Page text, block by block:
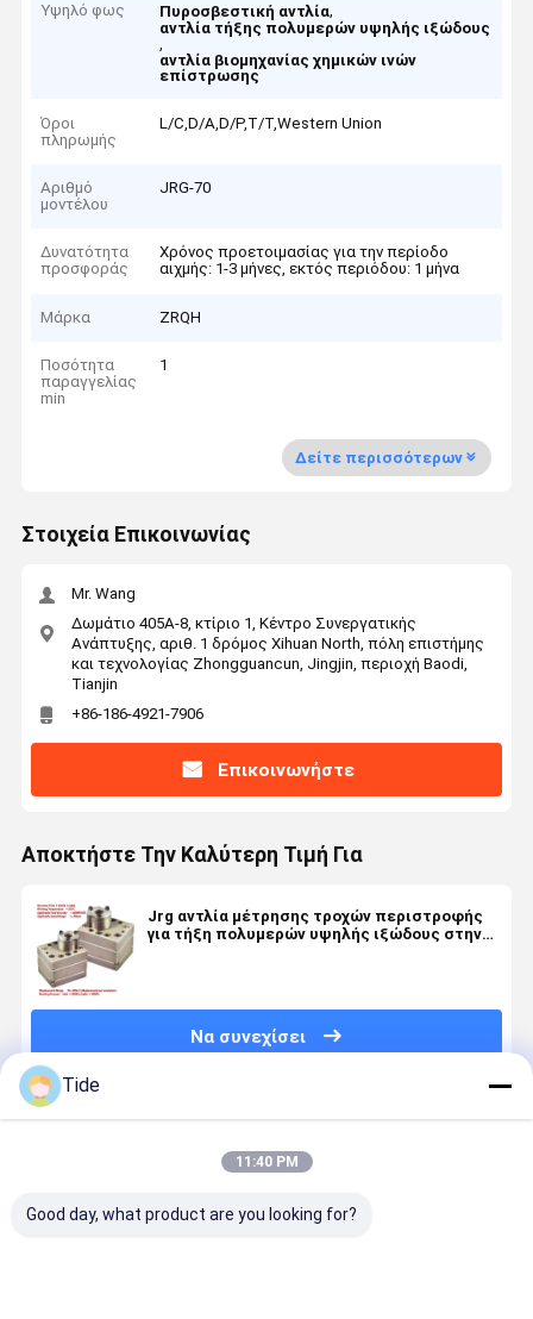
Υψηλό φως Πυροσβεστική αντλία,
αντλία τήξης πολυμερών υψηλής ιξώδους
,
αντλία βιομηχανίας χημικών ινών
επίστρωσης
Όροι
πληρωμής
L/C,D/A,D/P,T/T,Western Union
Αριθμό
μοντέλου
JRG-70
Δυνατότητα
προσφοράς
Χρόνος προετοιμασίας για την περίοδο
αιχμής: 1-3 μήνες, εκτός περιόδου: 1 μήνα
Μάρκα ZRQH
Ποσότητα
παραγγελίας
min
1
Δείτε περισσότερων
Στοιχεία Επικοινωνίας
Mr. Wang
Δωμάτιο 405A-8, κτίριο 1, Κέντρο Συνεργατικής
Ανάπτυξης, αριθ. 1 δρόμος Xihuan North, πόλη επιστήμης
και τεχνολογίας Zhongguancun, Jingjin, περιοχή Baodi,
Tianjin
+86-186-4921-7906
Επικοινωνήστε
Αποκτήστε Την Καλύτερη Τιμή Για
Jrg αντλία μέτρησης τροχών περιστροφής
για τήξη πολυμερών υψηλής ιξώδους στην
Να συνεχίσει
Συνιστώμενα Προϊόντα
Tide
11:40 PM
Good day, what product are you looking for?